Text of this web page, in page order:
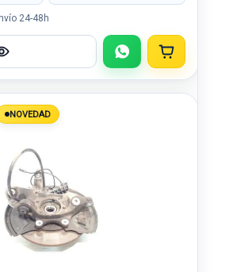
24-48h
NOVEDAD